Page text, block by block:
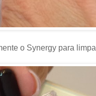
o Synergy para